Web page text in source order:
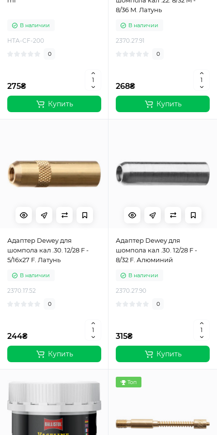
В наличии
HTA-CF-200
0
275₴
Купить
8/36 M. Латунь
В наличии
2370.27.91
0
268₴
Купить
Адаптер Dewey для
шомпола кал .30. 12/28 F -
5/16x27 F. Латунь
В наличии
2370.17.52
0
244₴
Купить
Адаптер Dewey для
шомпола кал .30. 12/28 F -
8/32 F. Алюминий
В наличии
2370.27.90
0
315₴
Купить
Топ